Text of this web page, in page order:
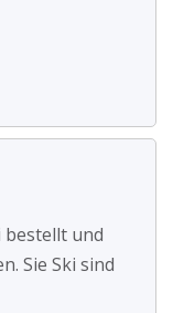
bestellt und
Sie Ski sind